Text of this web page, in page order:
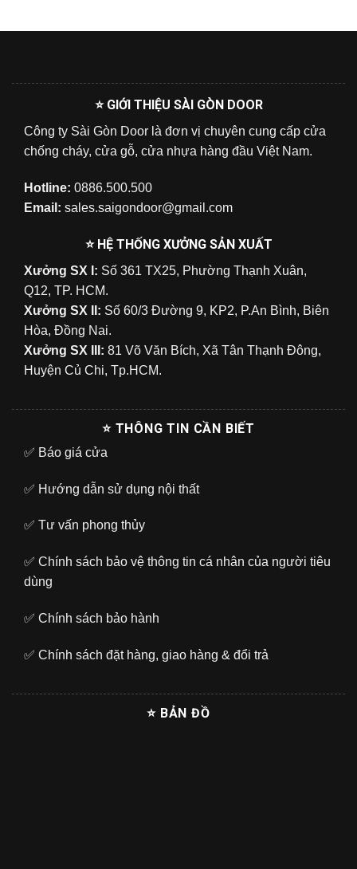
⭐ GIỚI THIỆU SÀI GÒN DOOR
Công ty Sài Gòn Door là đơn vị chuyên cung cấp cửa
chống cháy, cửa gỗ, cửa nhựa hàng đầu Việt Nam.
Hotline: 0886.500.500
Email: sales.saigondoor@gmail.com
⭐ HỆ THỐNG XƯỞNG SẢN XUẤT
Xưởng SX I: Số 361 TX25, Phường Thạnh Xuân,
Q12, TP. HCM.
Xưởng SX II: Số 60/3 Đường 9, KP2, P.An Bình, Biên
Hòa, Đồng Nai.
Xưởng SX III: 81 Võ Văn Bích, Xã Tân Thạnh Đông,
Huyện Củ Chi, Tp.HCM.
⭐ THÔNG TIN CẦN BIẾT
✅ Báo giá cửa
✅ Hướng dẫn sử dụng nội thất
✅ Tư vấn phong thủy
✅ Chính sách bảo vệ thông tin cá nhân của người tiêu
dùng
✅ Chính sách bảo hành
✅ Chính sách đặt hàng, giao hàng & đổi trả
⭐ BẢN ĐỒ